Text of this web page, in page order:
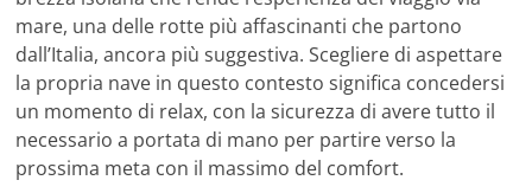
mare, una delle rotte più affascinanti che partono
dall’Italia, ancora più suggestiva. Scegliere di aspettare
la propria nave in questo contesto significa concedersi
un momento di relax, con la sicurezza di avere tutto il
necessario a portata di mano per partire verso la
prossima meta con il massimo del comfort.